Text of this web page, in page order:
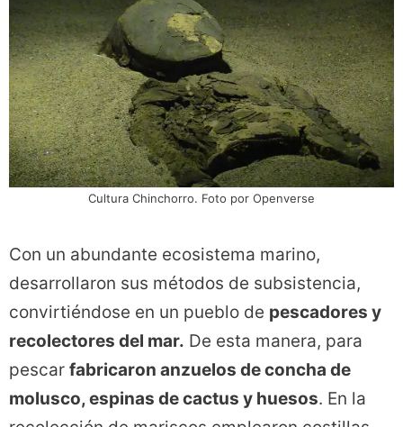
Cultura Chinchorro. Foto por Openverse
Con un abundante ecosistema marino,
desarrollaron sus métodos de subsistencia,
convirtiéndose en un pueblo de pescadores y
recolectores del mar. De esta manera, para
pescar fabricaron anzuelos de concha de
molusco, espinas de cactus y huesos. En la